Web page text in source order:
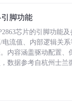
引脚功能
芯片的引脚功能
电流值、内部逻辑关
内容涵盖驱动配置、
数据参考自杭州士兰